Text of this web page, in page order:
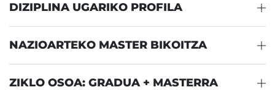
DIZIPLINA UGARIKO PROFILA
NAZIOARTEKO MASTER BIKOITZA
ZIKLO OSOA: GRADUA + MASTERRA